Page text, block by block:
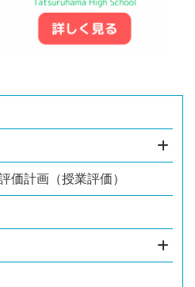
価計画（授業評価）